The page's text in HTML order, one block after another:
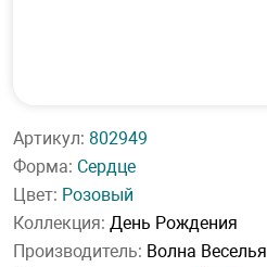
Артикул: 802949
Форма: Сердце
Цвет: Розовый
Коллекция: День Рождения
Производитель: Волна Веселья